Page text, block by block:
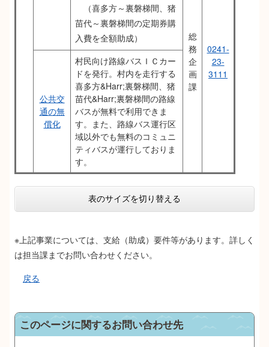
（喜多方～裏磐梯間、猪
苗代～裏磐梯間の定期券購
入費を全額助成）
総
務
企
画
課
0241-
23-
3111
公共交
通の無
償化
村民向け路線バスＩＣカー
ドを発行。村内を走行する
喜多方&Harr;裏磐梯間、猪
苗代&Harr;裏磐梯間の路線
バスが無料で利用できま
す。また、路線バス運行区
域以外でも無料のコミュニ
ティバスが運行しておりま
す。
表のサイズを切り替える
※上記事業については、支給（助成）要件等があります。詳しく
は担当課までお問い合わせください。
戻る
このページに関するお問い合わせ先